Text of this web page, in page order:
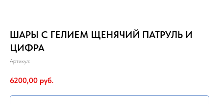
ШАРЫ С ГЕЛИЕМ ЩЕНЯЧИЙ ПАТРУЛЬ И
ЦИФРА
Артикул:
6200,00 руб.